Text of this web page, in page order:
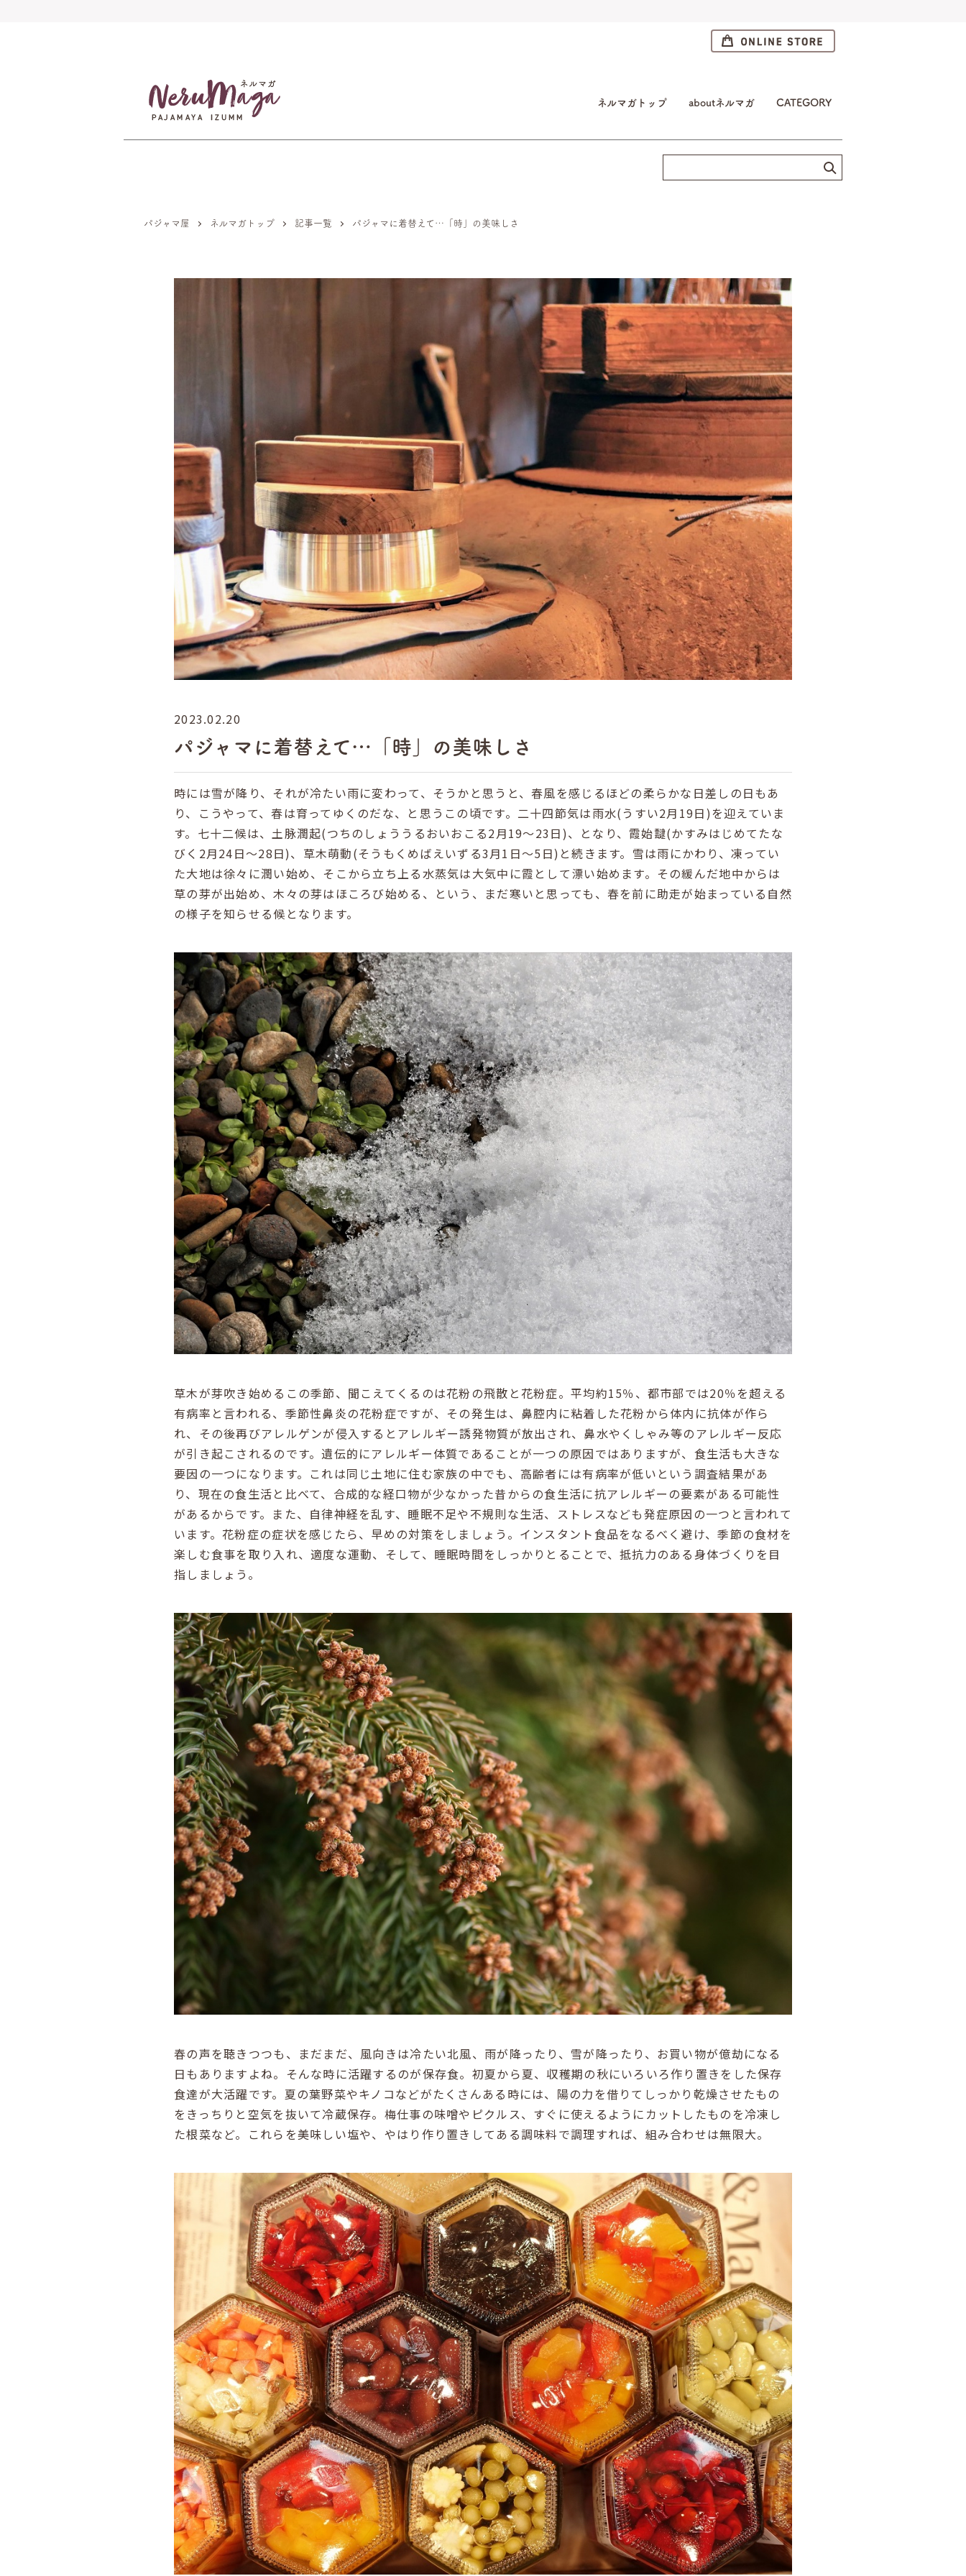
ネルマガトップ aboutネルマガ CATEGORY
パジャマ屋 ネルマガトップ 記事一覧 パジャマに着替えて…「時」の美味しさ
2023.02.20
パジャマに着替えて…「時」の美味しさ
時には雪が降り、それが冷たい雨に変わって、そうかと思うと、春風を感じるほどの柔らかな日差しの日もあ
り、こうやって、春は育ってゆくのだな、と思うこの頃です。二十四節気は雨水(うすい2月19日)を迎えていま
す。七十二候は、土脉潤起(つちのしょううるおいおこる2月19～23日)、となり、霞始靆(かすみはじめてたな
びく2月24日～28日)、草木萌動(そうもくめばえいずる3月1日～5日)と続きます。雪は雨にかわり、凍ってい
た大地は徐々に潤い始め、そこから立ち上る水蒸気は大気中に霞として漂い始めます。その緩んだ地中からは
草の芽が出始め、木々の芽はほころび始める、という、まだ寒いと思っても、春を前に助走が始まっている自然
の様子を知らせる候となります。
草木が芽吹き始めるこの季節、聞こえてくるのは花粉の飛散と花粉症。平均約15％、都市部では20％を超える
有病率と言われる、季節性鼻炎の花粉症ですが、その発生は、鼻腔内に粘着した花粉から体内に抗体が作ら
れ、その後再びアレルゲンが侵入するとアレルギー誘発物質が放出され、鼻水やくしゃみ等のアレルギー反応
が引き起こされるのです。遺伝的にアレルギー体質であることが一つの原因ではありますが、食生活も大きな
要因の一つになります。これは同じ土地に住む家族の中でも、高齢者には有病率が低いという調査結果があ
り、現在の食生活と比べて、合成的な経口物が少なかった昔からの食生活に抗アレルギーの要素がある可能性
があるからです。また、自律神経を乱す、睡眠不足や不規則な生活、ストレスなども発症原因の一つと言われて
います。花粉症の症状を感じたら、早めの対策をしましょう。インスタント食品をなるべく避け、季節の食材を
楽しむ食事を取り入れ、適度な運動、そして、睡眠時間をしっかりとることで、抵抗力のある身体づくりを目
指しましょう。
春の声を聴きつつも、まだまだ、風向きは冷たい北風、雨が降ったり、雪が降ったり、お買い物が億劫になる
日もありますよね。そんな時に活躍するのが保存食。初夏から夏、収穫期の秋にいろいろ作り置きをした保存
食達が大活躍です。夏の葉野菜やキノコなどがたくさんある時には、陽の力を借りてしっかり乾燥させたもの
をきっちりと空気を抜いて冷蔵保存。梅仕事の味噌やピクルス、すぐに使えるようにカットしたものを冷凍し
た根菜など。これらを美味しい塩や、やはり作り置きしてある調味料で調理すれば、組み合わせは無限大。